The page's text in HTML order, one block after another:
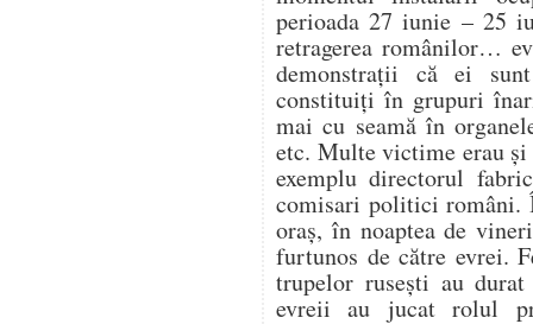
perioada 27 iunie – 25
retragerea românilor…
demonstrații că ei
constituiți în grupuri
mai cu seamă în
etc. Multe victime erau
exemplu directorul
comisari politici români.
oraș, în noaptea de
furtunos de către evrei.
trupelor rusești au
evreii au jucat rolul